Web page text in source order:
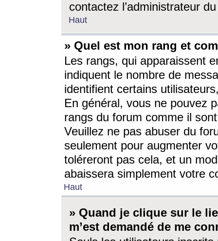
contactez l’administrateur
Haut
» Quel est mon rang et
Les rangs, qui apparaissent
indiquent le nombre de
identifient certains
En général, vous ne pouvez
rangs du forum comme il
Veuillez ne pas abuser du
seulement pour augmenter
toléreront pas cela, et un
abaissera simplement votre
Haut
» Quand je clique sur le
m’est demandé de me